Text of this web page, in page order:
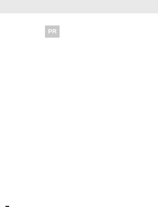
PR